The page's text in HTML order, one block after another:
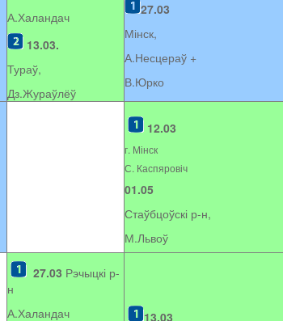
А.Халандач
13.03.
Тураў,
Дз.Жураўлёў
27.03
Мінск,
А.Несцераў +
В.Юрко
12.03
г. Мінск
С. Каспяровіч
01.05
Стаўбцоўскі р-н,
М.Львоў
27.03 Рэчыцкі р-
н
А.Халандач
13.03